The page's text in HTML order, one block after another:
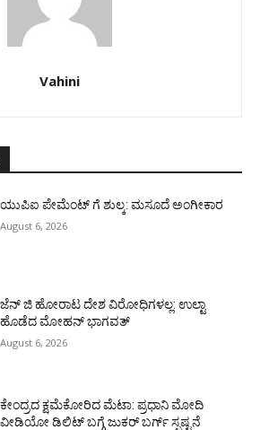
Vahini
ಯುಪಿಐ ಪೇಮೆಂಟ್ ಗೆ ಶುಲ್ಕ: ಮಸೂದೆ ಅಂಗೀಕಾರ
August 6, 2026
ಜೆನ್ ಜಿ ಹೋರಾಟ ದೇಶ ವಿರೋಧಿಗಳಲ್ಲ: ಉಲ್ಟಾ
ಹೊಡೆದ ಮೋಹನ್ ಭಾಗವತ್
August 6, 2026
ಕೇಂದ್ರದ ಕ್ಷಮೆಕೋರಿದ ಮೆಟಾ: ಪ್ರಧಾನಿ ಮೋದಿ
ವೀಡಿಯೋ ಡಿಲಿಟ್ ಬಗ್ಗೆ ಜುಕರ್ ಬರ್ಗ್ ಸ್ಪಷ್ಟನೆ